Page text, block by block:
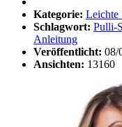
Kategorie: Leichte
Schlagwort: Pulli-
Anleitung
Veröffentlicht: 08/
Ansichten: 13160